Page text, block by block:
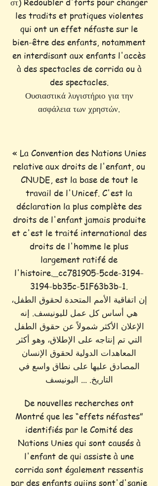
les tradits et pratiques violentes
qui ont un effet néfaste sur le
bien-être des enfants, notamment
en interdisant aux enfants l'accès
à des spectacles de corrida ou à
des spectacles.
Ουσιαστικά λυγιστήριο για την
ασφάλεια των χρηστών.
« La Convention des Nations Unies
relative aux droits de l'enfant, ou
CNUDE, est la base de tout le
travail de l'Unicef. C'est la
déclaration la plus complète des
droits de l'enfant jamais produite
et c'est le traité international des
droits de l'homme le plus
largement ratifé de
l'histoire._cc781905-5cde-3194-
3194-bb35c-51F63b3b-1.
إن اتفاقية الأمم المتحدة لحقوق الطفل،
هي أساس كل عمل لليونيسف. إنه
الإعلان الأكثر شمولاً عن حقوق الطفل
التي تم إنتاجه على الإطلاق، وهو أكثر
المعاهدات الدولية لحقوق الإنسان
المصادق عليها على نطاق واسع في
التاريخ. ... اليونيسف
De nouvelles recherches ont
Montré que les “effets néfastes”
identifiés par le Comité des
Nations Unies qui sont causés à
l'enfant de qui assiste à une
corrida sont également ressentis
par des enfants quiins sont'd'sanie